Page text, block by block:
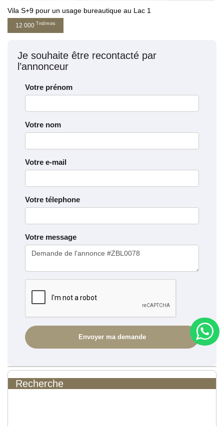
Vila S+9 pour un usage bureautique au Lac 1
12 000 Tnd/mois
Je souhaite être recontacté par
l’annonceur
Votre prénom
Votre nom
Votre e-mail
Votre télephone
Votre message
Recherche